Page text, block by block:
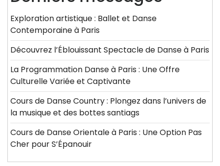
Exploration artistique : Ballet et Danse
Contemporaine à Paris
Découvrez l’Éblouissant Spectacle de Danse à Paris
La Programmation Danse à Paris : Une Offre
Culturelle Variée et Captivante
Cours de Danse Country : Plongez dans l’univers de
la musique et des bottes santiags
Cours de Danse Orientale à Paris : Une Option Pas
Cher pour S’Épanouir